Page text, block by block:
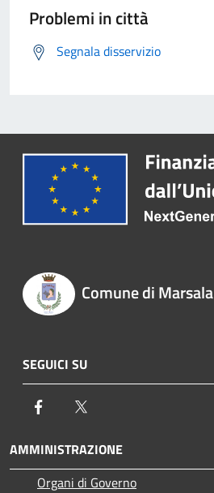
Problemi in città
Segnala disservizio
Comune di Marsala
SEGUICI SU
Facebook
AMMINISTRAZIONE
Organi di Governo